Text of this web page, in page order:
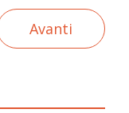
Avanti